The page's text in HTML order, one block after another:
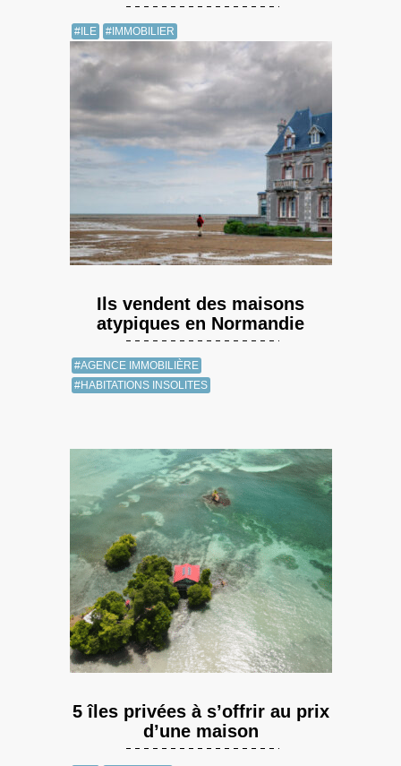
#ILE #IMMOBILIER
Ils vendent des maisons
atypiques en Normandie
#AGENCE IMMOBILIÈRE
#HABITATIONS INSOLITES
5 îles privées à s’offrir au prix
d’une maison